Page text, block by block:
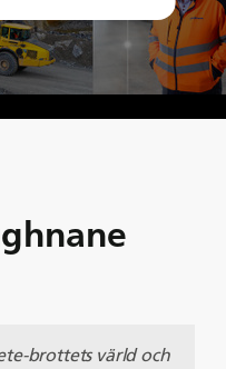
brottets värld och